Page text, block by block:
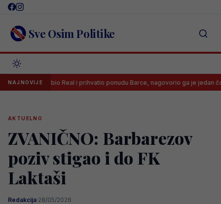
Skip
content Sve Osim Politike
NAJNOVIJE
odbio Real i prihvatio ponudu Barce, nagovorio ga je jedan čovjek čiji
AKTUELNO
ZVANIČNO: Barbarezov
poziv stigao i do FK
Laktaši
Redakcija·28/05/2026